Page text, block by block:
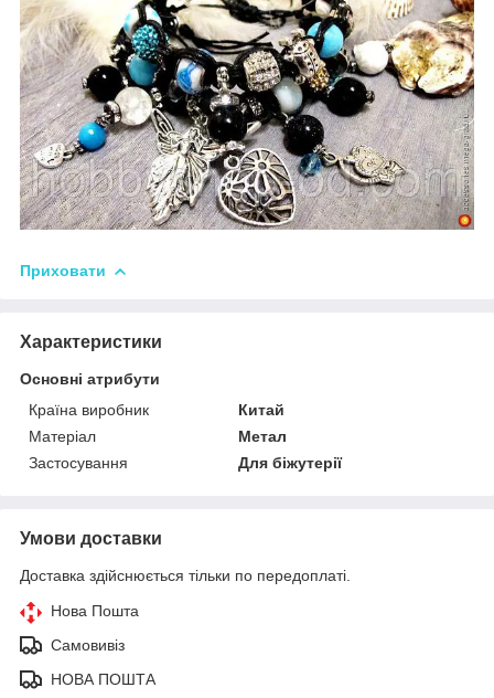
Приховати
Характеристики
Основні атрибути
Країна виробник
Китай
Матеріал
Метал
Застосування
Для біжутерії
Умови доставки
Доставка здійснюється тільки по передоплаті.
Нова Пошта
Самовивіз
НОВА ПОШТА